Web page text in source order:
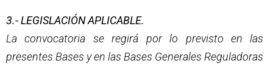
3.- LEGISLACIÓN APLICABLE.
La convocatoria se regirá por lo previsto en las
presentes Bases y en las Bases Generales Reguladoras